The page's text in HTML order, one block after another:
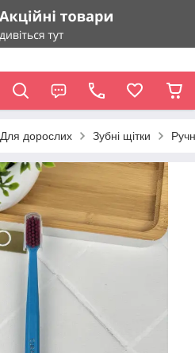
Для дорослих Зубні щітки